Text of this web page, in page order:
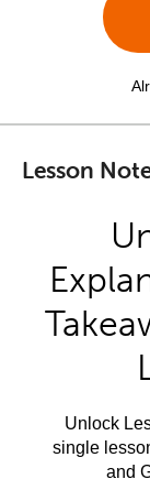
Lesson
Unlock
single
and